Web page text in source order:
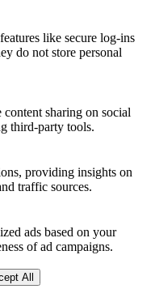
like secure log-ins
do not store personal
sharing on social
third-party tools.
providing insights on
traffic sources.
ads based on your
of ad campaigns.
All